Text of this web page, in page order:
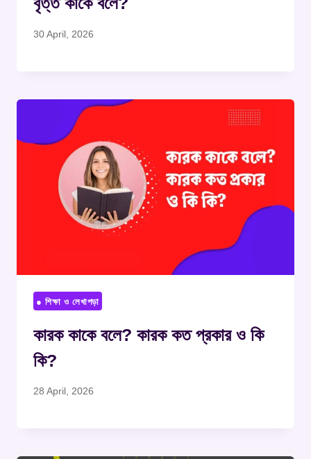
30 April, 2026
● শিক্ষা ও লেখাপড়া
কারক কাকে বলে? কারক কত প্রকার ও কি
কি?
28 April, 2026